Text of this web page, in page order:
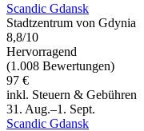
Scandic Gdansk
Stadtzentrum von Gdynia
8,8/10
Hervorragend
(1.008 Bewertungen)
97 €
inkl. Steuern & Gebühren
31. Aug.–1. Sept.
Scandic Gdansk